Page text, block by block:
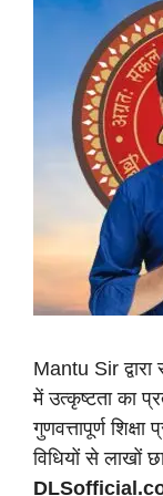
Mantu Sir
में उत्कृष्टता का
गुणवत्तापूर्ण
विधियों से लाखों